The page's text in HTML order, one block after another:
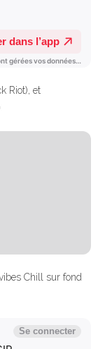
Riot), et
vibes Chill sur fond